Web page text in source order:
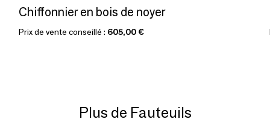
Chiffonnier en bois de noyer
Prix de vente conseillé : 605,00 €
Plus de Fauteuils